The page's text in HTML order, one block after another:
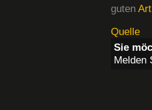
guten
Quelle
Sie
Melden